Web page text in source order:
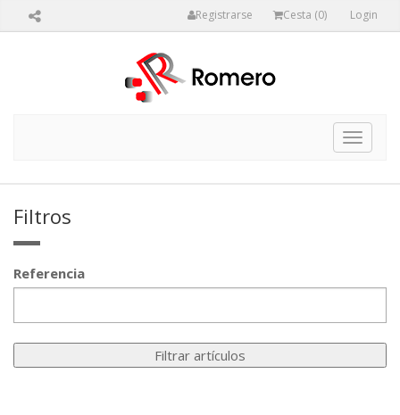
Registrarse Cesta (0) Login
Toggle
Filtros
Referencia